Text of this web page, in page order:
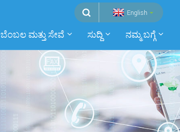
English
ಬೆಂಬಲ ಮತ್ತು ಸೇವೆ ಸುದ್ದಿ ನಮ್ಮ ಬಗ್ಗೆ